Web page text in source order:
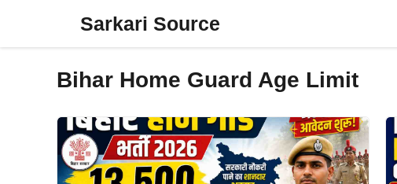
Sarkari Source
Bihar Home Guard Age Limit